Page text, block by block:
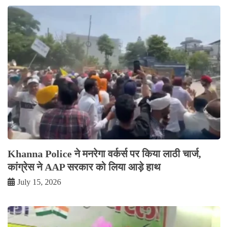
Khanna Police ने मनरेगा वर्कर्स पर किया लाठी चार्ज,
कांग्रेस ने AAP सरकार को लिया आड़े हाथ
July 15, 2026